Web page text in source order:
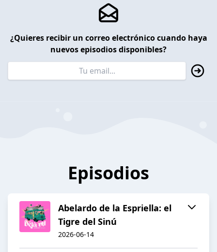
¿Quieres recibir un correo electrónico cuando haya
nuevos episodios disponibles?
Episodios
Abelardo de la Espriella: el
Tigre del Sinú
2026-06-14